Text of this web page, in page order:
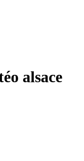
alsace